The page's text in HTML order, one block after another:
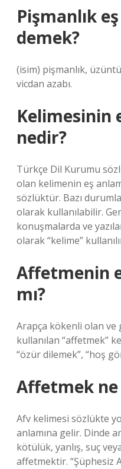
Pişmanlık
demek?
(isim) pişmanlık,
vicdan azabı.
Kelimesinin
nedir?
Türkçe Dil Kurumu
olan kelimenin eş
sözlüktür. Bazı
olarak kullanılabilir.
konuşmalarda ve
olarak “kelime”
Affetmenin
mı?
Arapça kökenli olan ve
kullanılan “affetmek”
“özür dilemek”, “hoş
Affetmek
Afv kelimesi sözlükte
anlamına gelir. Dinde
kötülük, yanlış, suç
affetmektir. “Şüphesiz